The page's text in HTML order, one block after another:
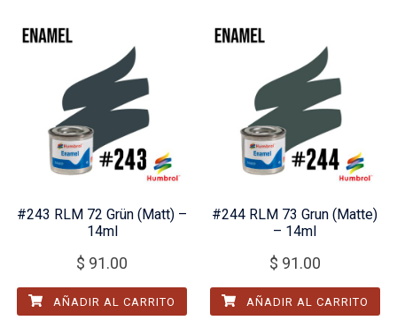
#243 RLM 72 Grün (Matt) –
14ml
$ 91.00
AÑADIR AL CARRITO
#244 RLM 73 Grun (Matte)
– 14ml
$ 91.00
AÑADIR AL CARRITO